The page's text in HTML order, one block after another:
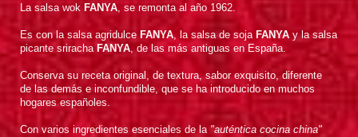
La salsa wok FANYA, se remonta al año 1962.
Es con la salsa agridulce FANYA, la salsa de soja FANYA y la salsa
picante sriracha FANYA, de las más antiguas en España.
Conserva su receta original, de textura, sabor exquisito, diferente
de las demás e inconfundible, que se ha introducido en muchos
hogares españoles.
Con varios ingredientes esenciales de la "auténtica cocina china"